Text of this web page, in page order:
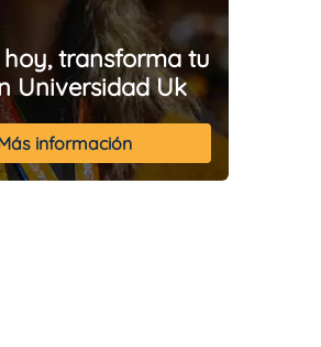
hoy, transforma tu
Universidad Uk
información